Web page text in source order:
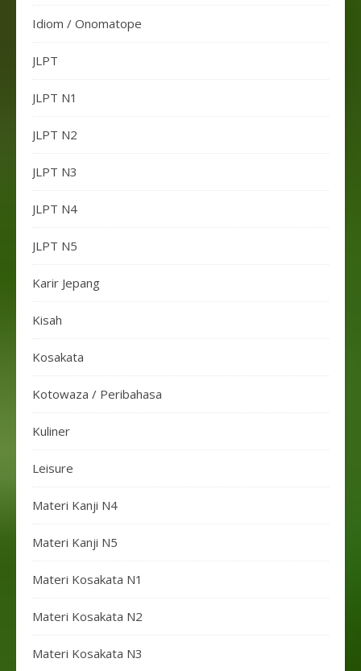
Idiom / Onomatope
JLPT
JLPT N1
JLPT N2
JLPT N3
JLPT N4
JLPT N5
Karir Jepang
Kisah
Kosakata
Kotowaza / Peribahasa
Kuliner
Leisure
Materi Kanji N4
Materi Kanji N5
Materi Kosakata N1
Materi Kosakata N2
Materi Kosakata N3